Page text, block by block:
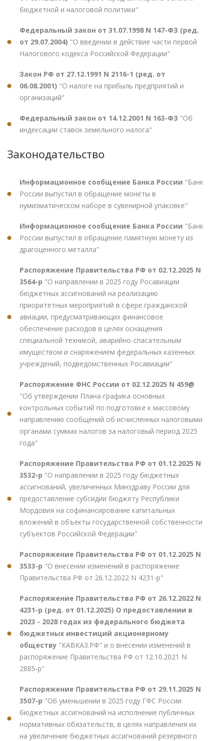
бюджетной и налоговой политики"
Федеральный закон от 31.07.1998 N 147-ФЗ (ред.
от 29.07.2004) "О введении в действие части первой
Налогового кодекса Российской Федерации"
Закон РФ от 27.12.1991 N 2116-1 (ред. от
06.08.2001) "О налоге на прибыль предприятий и
организаций"
Федеральный закон от 14.12.2001 N 163-ФЗ "Об
индексации ставок земельного налога"
Законодательство
Информационное сообщение Банка России "Банк
России выпустил в обращение монеты в
нумизматическом наборе в сувенирной упаковке"
Информационное сообщение Банка России "Банк
России выпустил в обращение памятную монету из
драгоценного металла"
Распоряжение Правительства РФ от 02.12.2025 N
3564-р "О направлении в 2025 году Росавиации
бюджетных ассигнований на реализацию
приоритетных мероприятий в сфере гражданской
авиации, предусматривающих финансовое
обеспечение расходов в целях оснащения
специальной техникой, аварийно-спасательным
имуществом и снаряжением федеральных казенных
учреждений, подведомственных Росавиации"
Распоряжение ФНС России от 02.12.2025 N 459@
"Об утверждении Плана-графика основных
контрольных событий по подготовке к массовому
направлению сообщений об исчисленных налоговыми
органами суммах налогов за налоговый период 2025
года"
Распоряжение Правительства РФ от 01.12.2025 N
3532-р "О направлении в 2025 году бюджетных
ассигнований, увеличенных Минздраву России для
предоставление субсидии бюджету Республики
Мордовия на софинансирование капитальных
вложений в объекты государственной собственности
субъектов Российской Федерации"
Распоряжение Правительства РФ от 01.12.2025 N
3533-р "О внесении изменений в распоряжение
Правительства РФ от 26.12.2022 N 4231-р"
Распоряжение Правительства РФ от 26.12.2022 N
4231-р (ред. от 01.12.2025) О предоставлении в
2023 - 2028 годах из федерального бюджета
бюджетных инвестиций акционерному
обществу "КАВКАЗ.РФ" и о внесении изменений в
распоряжение Правительства РФ от 12.10.2021 N
2885-р"
Распоряжение Правительства РФ от 29.11.2025 N
3507-р "Об уменьшении в 2025 году ГФС России
бюджетных ассигнований на исполнение публичных
нормативных обязательств, в целях направления их
на увеличение бюджетных ассигнований резервного